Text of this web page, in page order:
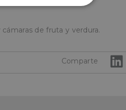
de fruta y verdura.
Comparte
Cookies no